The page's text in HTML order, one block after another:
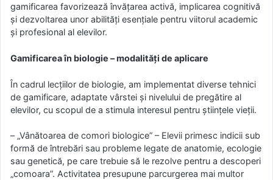
gamificarea favorizează învățarea activă, implicarea cognitivă
și dezvoltarea unor abilități esențiale pentru viitorul academic
și profesional al elevilor.
Gamificarea în biologie – modalități de aplicare
În cadrul lecțiilor de biologie, am implementat diverse tehnici
de gamificare, adaptate vârstei și nivelului de pregătire al
elevilor, cu scopul de a stimula interesul pentru științele vieții.
– „Vânătoarea de comori biologice” – Elevii primesc indicii sub
formă de întrebări sau probleme legate de anatomie, ecologie
sau genetică, pe care trebuie să le rezolve pentru a descoperi
„comoara”. Activitatea presupune parcurgerea mai multor